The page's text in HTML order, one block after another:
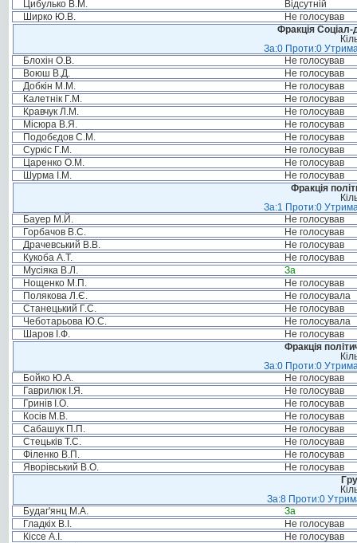
Цибулько В.М.
Відсутній
Ширко Ю.В.
Не голосував
Фракція Соціал-
За:0 Проти:0
Блохін О.В.
Не голосував
Воюш В.Д.
Не голосував
Добкін М.М.
Не голосував
Калетнік Г.М.
Не голосував
Кравчук Л.М.
Не голосував
Місюра В.Я.
Не голосував
Подобєдов С.М.
Не голосував
Суркіс Г.М.
Не голосував
Царенко О.М.
Не голосував
Шурма І.М.
Не голосував
Фракція
За:1 Проти:0
Бауер М.Й.
Не голосував
Горбачов В.С.
Не голосував
Драчевський В.В.
Не голосував
Кукоба А.Т.
Не голосував
Мусіяка В.Л.
За
Нощенко М.П.
Не голосував
Полякова Л.Є.
Не голосувала
Станецький Г.С.
Не голосував
Чеботарьова Ю.С.
Не голосувала
Шаров І.Ф.
Не голосував
Фракція
За:0 Проти:0
Бойко Ю.А.
Не голосував
Гаврилюк І.Я.
Не голосував
Гринів І.О.
Не голосував
Косів М.В.
Не голосував
Сабашук П.П.
Не голосував
Стецьків Т.С.
Не голосував
Філенко В.П.
Не голосував
Яворівський В.О.
Не голосував
За:8 Проти:0
Будаг'янц М.А.
За
Гладкіх В.І.
Не голосував
Кіссе А.І.
Не голосував